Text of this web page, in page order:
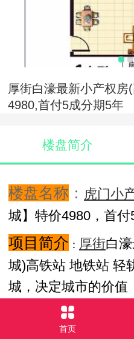
厚街白濠最新小产权
4980,首付5成分期5年
楼盘简介
楼盘名称 ： 虎门小
城】特价4980，首
项目简介 ： 厚街白
城)高铁站 地铁站 轻
城，决定城市的价值
粤港澳大湾区核心交
缝换乘，广深港高铁
首页